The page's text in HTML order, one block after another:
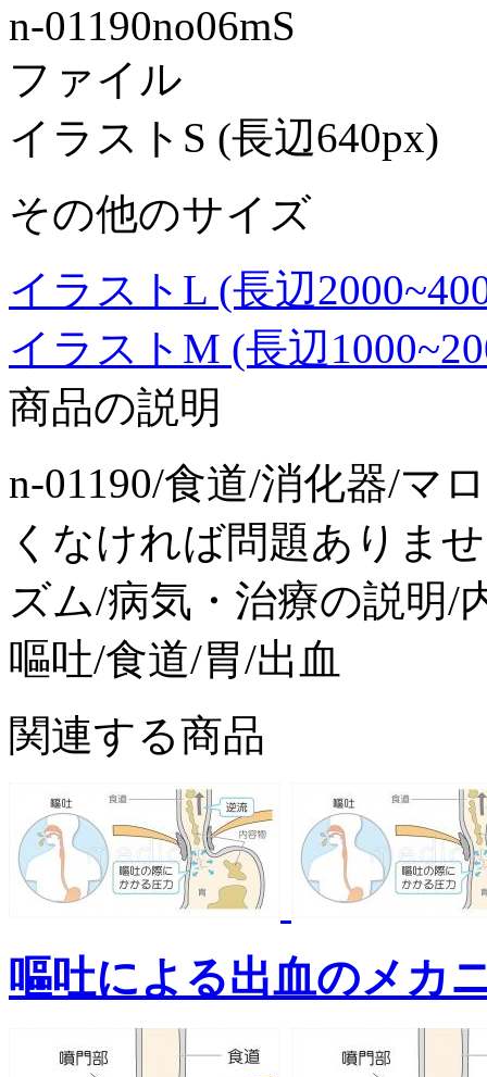
n-01190no06mS
ファイル
イラストS (長辺640px)
その他のサイズ
イラストL (長辺
イラストM (長辺
商品の説明
n-01190/食道/消化器/マ
くなければ問題ありま
ズム/病気・治療の説明/
嘔吐/食道/胃/出血
関連する商品
嘔吐による出血のメカ